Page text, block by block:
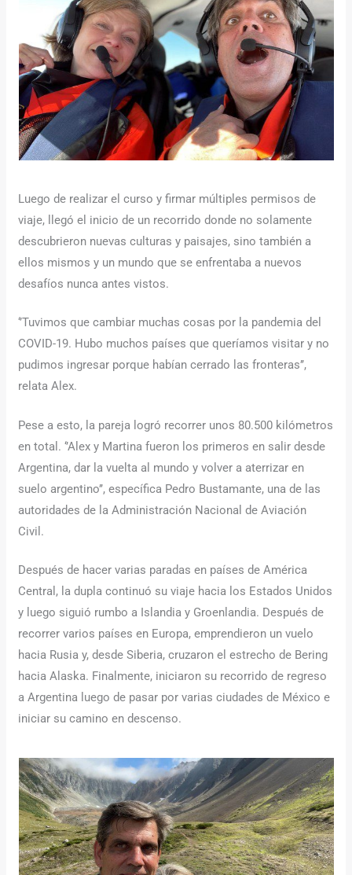
Luego de realizar el curso y firmar múltiples permisos de
viaje, llegó el inicio de un recorrido donde no solamente
descubrieron nuevas culturas y paisajes, sino también a
ellos mismos y un mundo que se enfrentaba a nuevos
desafíos nunca antes vistos.
‘’Tuvimos que cambiar muchas cosas por la pandemia del
COVID-19. Hubo muchos países que queríamos visitar y no
pudimos ingresar porque habían cerrado las fronteras’’,
relata Alex.
Pese a esto, la pareja logró recorrer unos 80.500 kilómetros
en total. ‘’Alex y Martina fueron los primeros en salir desde
Argentina, dar la vuelta al mundo y volver a aterrizar en
suelo argentino’’, específica Pedro Bustamante, una de las
autoridades de la Administración Nacional de Aviación
Civil.
Después de hacer varias paradas en países de América
Central, la dupla continuó su viaje hacia los Estados Unidos
y luego siguió rumbo a Islandia y Groenlandia. Después de
recorrer varios países en Europa, emprendieron un vuelo
hacia Rusia y, desde Siberia, cruzaron el estrecho de Bering
hacia Alaska. Finalmente, iniciaron su recorrido de regreso
a Argentina luego de pasar por varias ciudades de México e
iniciar su camino en descenso.